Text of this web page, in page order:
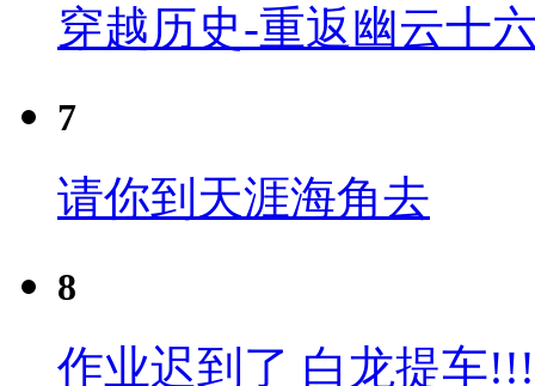
穿越历史-重返幽云十
7
请你到天涯海角去
8
作业迟到了 白龙提车